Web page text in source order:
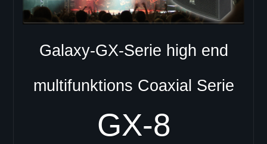
ELITE 402
ELITE 404
ELITE 604
ELITE 804
Galaxy-GX-Serie high end
multifunktions Coaxial Serie
GX-8